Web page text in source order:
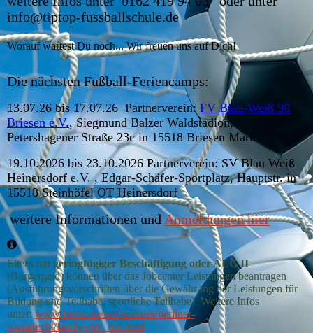
info@tiptop-fussballschule.de
Worauf wartest Du noch... Wir freuen uns auf Dich!
Die nächsten Fußball-Feriencamps:
13.07.26 bis 17.07.26 Partnerverein: FV Blau-Weiß 90
Briesen e.V., Siegmund Balzer Waldstadion,
Petershagener Straße 23c in 15518 Briesen Mark
19.10.2026 bis 23.10.2026 Partnerverein: SV Blau Weiß
Heinersdorf e.V. , Edgar-Schäfer-Sportplatz, Hauptstr. in
15518 Steinhöfel OT Heinersdorf
weitere Informationen und Anmeldungen hier
Eltern mit geringfügiger Beschäftigung oder ALG II
(Bürgergeld) können über das Jobcenter Leistungen beantragen
(Ausführungsvorschriften über die Gewährung der Leistungen für
Bildung und Teilhabe, sportliche Teilhabe). Weitere Infos
unter:www.berlin.de/sen/soziales/berliner-
sozialrecht/land/av/av_but.html